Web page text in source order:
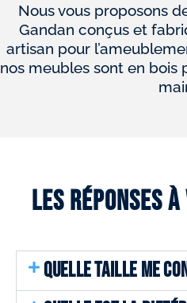
Nous vous proposons
Gandan conçus et
artisan pour
nos meubles sont en bois
Les réponses
QUELLE TAILLE ME